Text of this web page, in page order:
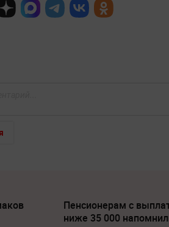
Пенсионерам с
ниже 35 000